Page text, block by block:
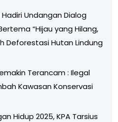
Undangan Dialog
“Hijau yang Hilang,
Deforestasi Hutan Lindung
Terancam : Ilegal
Kawasan Konservasi
Hidup 2025, KPA Tarsius